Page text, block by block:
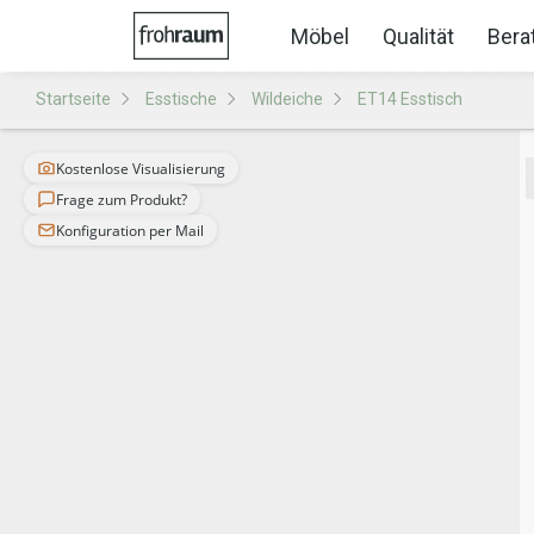
Möbel Qualität
Startseite Esstische Wildeiche ET14 Esstisch
Kostenlose Visualisierung
Frage zum Produkt?
Konfiguration per Mail